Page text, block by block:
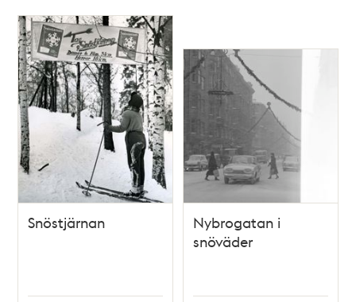
Lista
Karta
570träffar
Snöstjärnan
Nybrogatan i
snöväder